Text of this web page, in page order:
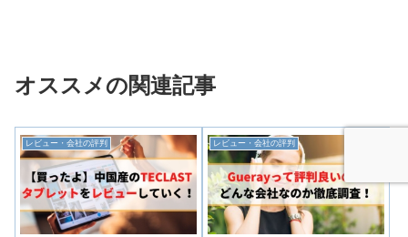
オススメの関連記事
レビュー・会社の評判 レビュー・会社の評判